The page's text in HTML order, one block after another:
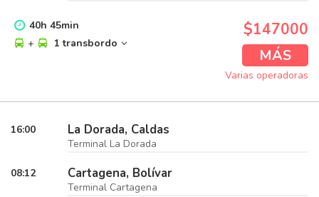
40h 45min
+
1 transbordo
$147000
MÁS
Varias operadoras
16:00 La Dorada, Caldas
Terminal La Dorada
08:12 Cartagena, Bolívar
Terminal Cartagena